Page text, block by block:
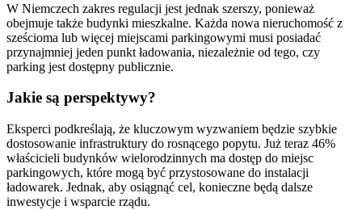
W Niemczech zakres regulacji jest jednak szerszy, ponieważ
obejmuje także budynki mieszkalne. Każda nowa nieruchomość z
sześcioma lub więcej miejscami parkingowymi musi posiadać
przynajmniej jeden punkt ładowania, niezależnie od tego, czy
parking jest dostępny publicznie.
Jakie są perspektywy?
Eksperci podkreślają, że kluczowym wyzwaniem będzie szybkie
dostosowanie infrastruktury do rosnącego popytu. Już teraz 46%
właścicieli budynków wielorodzinnych ma dostęp do miejsc
parkingowych, które mogą być przystosowane do instalacji
ładowarek. Jednak, aby osiągnąć cel, konieczne będą dalsze
inwestycje i wsparcie rządu.